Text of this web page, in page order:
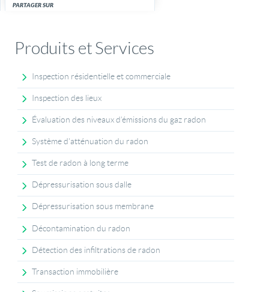
PARTAGER SUR
Produits et Services
Inspection résidentielle et commerciale
Inspection des lieux
Évaluation des niveaux d’émissions du gaz radon
Système d'atténuation du radon
Test de radon à long terme
Dépressurisation sous dalle
Dépressurisation sous membrane
Décontamination du radon
Détection des infiltrations de radon
Transaction immobilière